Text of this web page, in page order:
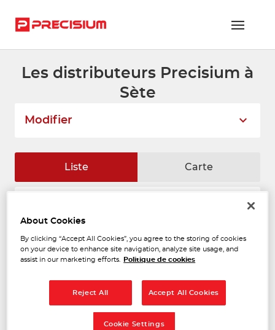
RÉSEAU PRECISIUM
NOUS REJOINDRE
ESPACE ADHÉRENT
Les distributeurs Precisium à
Sète
Modifier
Liste Carte
2.64
km
1052 Avenue des Eaux Blanches
34200 SETE
Fermé aujourd'hui
Téléphone
About Cookies
By clicking “Accept All Cookies”, you agree to the storing of cookies
on your device to enhance site navigation, analyze site usage, and
assist in our marketing efforts.
Politique de cookies
Reject All Accept All Cookies
Cookie Settings